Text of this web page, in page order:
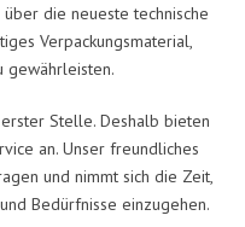
die neueste technische
Verpackungsmaterial,
gewährleisten.
Stelle. Deshalb bieten
an. Unser freundliches
und nimmt sich die Zeit,
Bedürfnisse einzugehen.